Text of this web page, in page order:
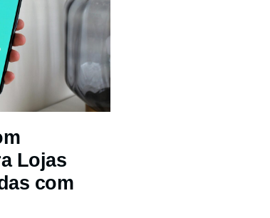
Lojas
com